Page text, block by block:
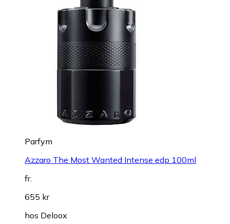
Parfym
Azzaro The Most Wanted Intense edp 100ml
fr.
655 kr
hos Deloox